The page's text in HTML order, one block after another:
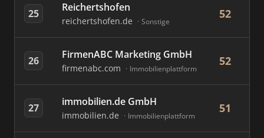
25 Reichertshofen
reichertshofen.de Sonstige
52
26 FirmenABC Marketing GmbH
firmenabc.com Immobilienplattform
52
27 immobilien.de GmbH
immobilien.de Immobilienplattform
51